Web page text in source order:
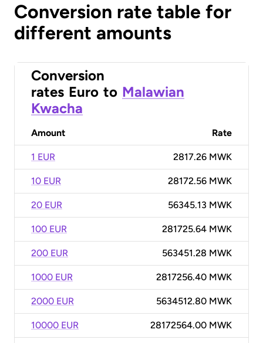
Conversion rate table for
different amounts
Conversion
rates Euro to Malawian
Kwacha
Amount Rate
1 EUR 2817.26 MWK
10 EUR 28172.56 MWK
20 EUR 56345.13 MWK
100 EUR 281725.64 MWK
200 EUR 563451.28 MWK
1000 EUR 2817256.40 MWK
2000 EUR 5634512.80 MWK
10000 EUR 28172564.00 MWK